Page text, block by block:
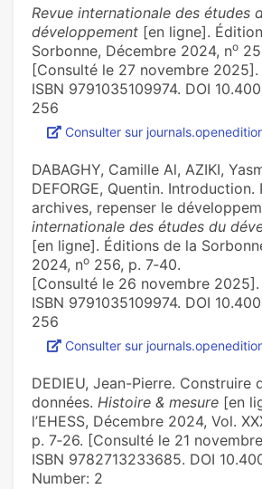
Revue internationale des études
développement [en ligne].
Sorbonne, Décembre 2024, no
[Consulté le 27 novembre 2025].
ISBN 9791035109974. DOI
256
Consulter sur
DABAGHY, Camille Al, AZIKI,
DEFORGE, Quentin. Introduction.
archives, repenser le
internationale des études du
[en ligne]. Éditions de la
2024, no 256, p. 7‑40.
[Consulté le 26 novembre 2025].
ISBN 9791035109974. DOI
256
Consulter sur
DEDIEU, Jean-Pierre. Construire
données. Histoire & mesure [en
l’EHESS, Décembre 2024, Vol.
p. 7‑26. [Consulté le 21
ISBN 9782713233685. DOI
Number: 2